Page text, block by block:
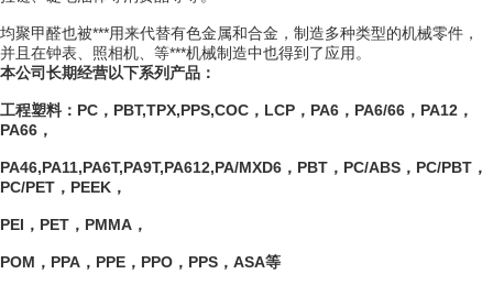
均聚甲醛也被***用来代替有色金属和合金，制造多种类型的机械零件，
并且在钟表、照相机、等***机械制造中也得到了应用。
本公司长期经营以下系列产品：
工程塑料：PC，PBT,TPX,PPS,COC，LCP，PA6，PA6/66，PA12，
PA66，
PA46,PA11,PA6T,PA9T,PA612,PA/MXD6，PBT，PC/ABS，PC/PBT，
PC/PET，PEEK，
PEI，PET，PMMA，
POM，PPA，PPE，PPO，PPS，ASA等